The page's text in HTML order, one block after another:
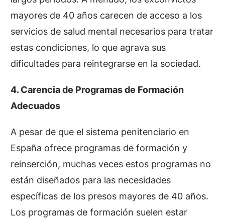
mayores de 40 años carecen de acceso a los
servicios de salud mental necesarios para tratar
estas condiciones, lo que agrava sus
dificultades para reintegrarse en la sociedad.
4. Carencia de Programas de Formación
Adecuados
A pesar de que el sistema penitenciario en
España ofrece programas de formación y
reinserción, muchas veces estos programas no
están diseñados para las necesidades
específicas de los presos mayores de 40 años.
Los programas de formación suelen estar